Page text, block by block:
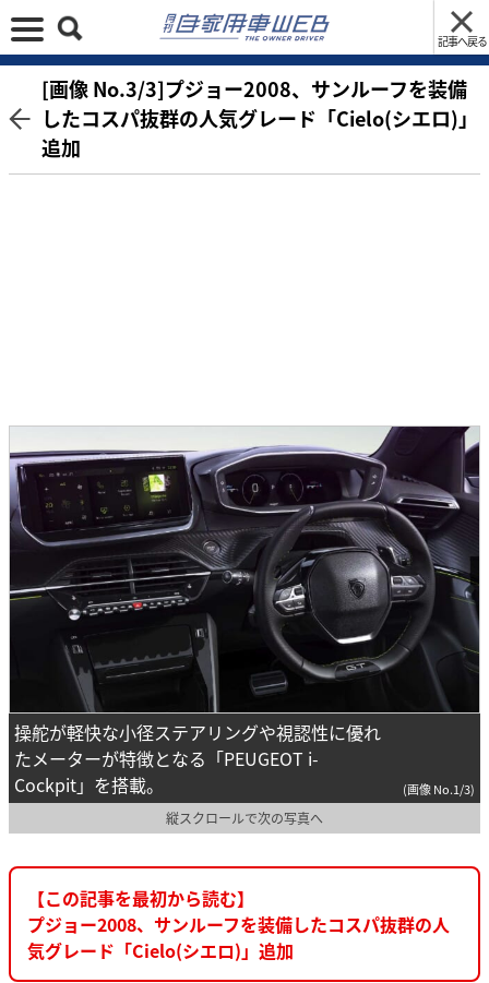
記事へ戻る
[画像 No.3/3]プジョー2008、サンルーフを装備
したコスパ抜群の人気グレード「Cielo(シエロ)」
追加
操舵が軽快な小径ステアリングや視認性に優れ
たメーターが特徴となる「PEUGEOT i-
Cockpit」を搭載。
(画像 No.1/3)
縦スクロールで次の写真へ
【この記事を最初から読む】
プジョー2008、サンルーフを装備したコスパ抜群の人
気グレード「Cielo(シエロ)」追加